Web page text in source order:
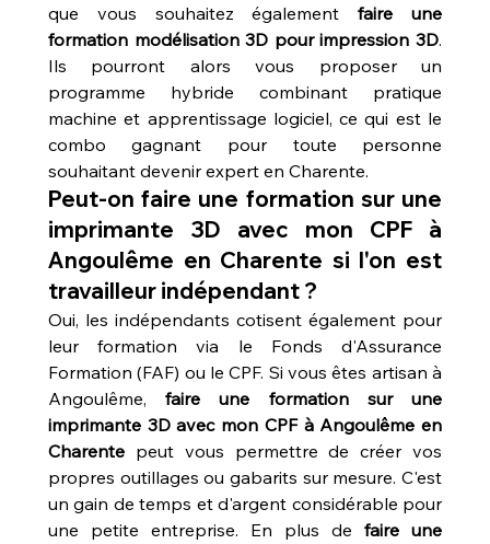
que vous souhaitez également faire une
formation modélisation 3D pour impression 3D.
Ils pourront alors vous proposer un
programme hybride combinant pratique
machine et apprentissage logiciel, ce qui est le
combo gagnant pour toute personne
souhaitant devenir expert en Charente.
Peut-on faire une formation sur une
imprimante 3D avec mon CPF à
Angoulême en Charente si l'on est
travailleur indépendant ?
Oui, les indépendants cotisent également pour
leur formation via le Fonds d'Assurance
Formation (FAF) ou le CPF. Si vous êtes artisan à
Angoulême, faire une formation sur une
imprimante 3D avec mon CPF à Angoulême en
Charente peut vous permettre de créer vos
propres outillages ou gabarits sur mesure. C'est
un gain de temps et d'argent considérable pour
une petite entreprise. En plus de faire une